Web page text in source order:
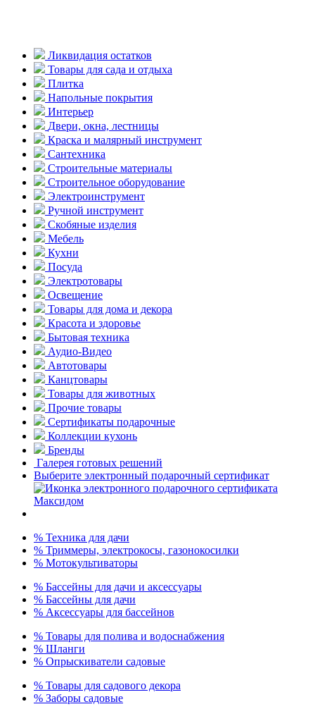
Ликвидация остатков
Товары для сада и отдыха
Плитка
Напольные покрытия
Интерьер
Двери, окна, лестницы
Краска и малярный инструмент
Сантехника
Строительные материалы
Строительное оборудование
Электроинструмент
Ручной инструмент
Скобяные изделия
Мебель
Кухни
Посуда
Электротовары
Освещение
Товары для дома и декора
Красота и здоровье
Бытовая техника
Аудио-Видео
Автотовары
Канцтовары
Товары для животных
Прочие товары
Сертификаты подарочные
Коллекции кухонь
Бренды
Галерея готовых решений
Выберите электронный подарочный сертификат
% Техника для дачи
% Триммеры, электрокосы, газонокосилки
% Мотокультиваторы
% Бассейны для дачи и аксессуары
% Бассейны для дачи
% Аксессуары для бассейнов
% Товары для полива и водоснабжения
% Шланги
% Опрыскиватели садовые
% Товары для садового декора
% Заборы садовые